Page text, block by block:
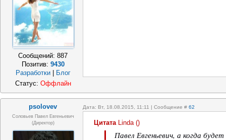
Сообщений:887
Позитив: 9430
Разработки | Блог
Статус: Оффлайн
psolovev Дата: Вт, 18.08.2015, 11:11 | Сообщение # 62
Соловьев Павел Евгеньевич
(Директор)
Цитата Linda()
Павел Евгеньевич, а когда